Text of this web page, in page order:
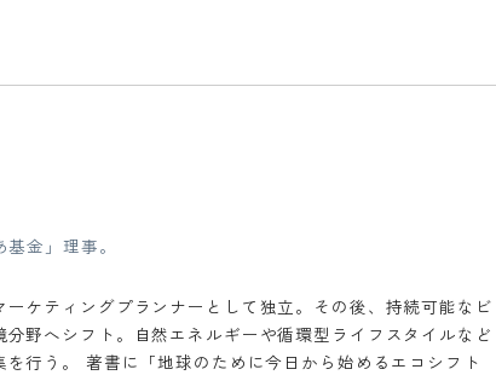
金」理事。
ケティングプランナーとして独立。その後、持続可能なビ
野へシフト。自然エネルギーや循環型ライフスタイルなど
行う。 著書に「地球のために今日から始めるエコシフト